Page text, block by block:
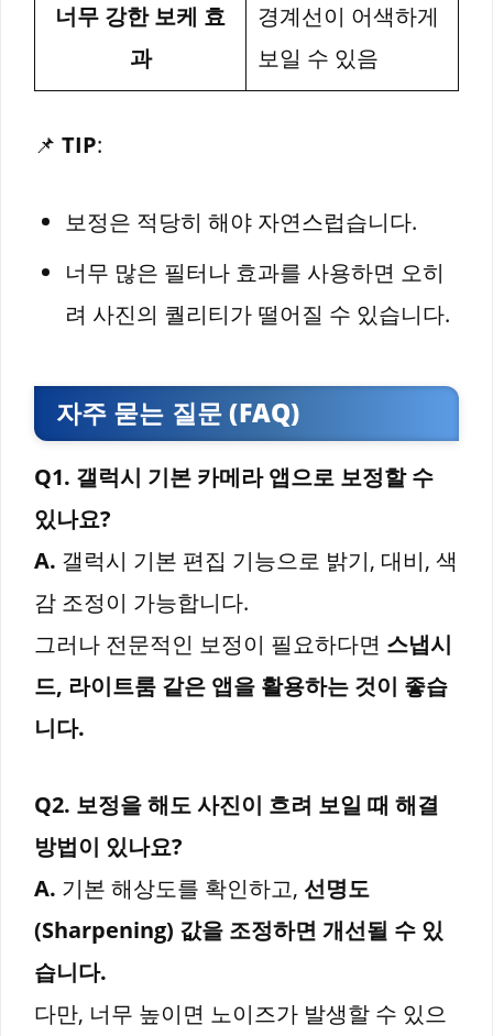
너무 강한 보케 효
과
경계선이 어색하게
보일 수 있음
📌 TIP:
보정은 적당히 해야 자연스럽습니다.
너무 많은 필터나 효과를 사용하면 오히
려 사진의 퀄리티가 떨어질 수 있습니다.
자주 묻는 질문 (FAQ)
Q1. 갤럭시 기본 카메라 앱으로 보정할 수
있나요?
A. 갤럭시 기본 편집 기능으로 밝기, 대비, 색
감 조정이 가능합니다.
그러나 전문적인 보정이 필요하다면 스냅시
드, 라이트룸 같은 앱을 활용하는 것이 좋습
니다.
Q2. 보정을 해도 사진이 흐려 보일 때 해결
방법이 있나요?
A. 기본 해상도를 확인하고, 선명도
(Sharpening) 값을 조정하면 개선될 수 있
습니다.
다만, 너무 높이면 노이즈가 발생할 수 있으